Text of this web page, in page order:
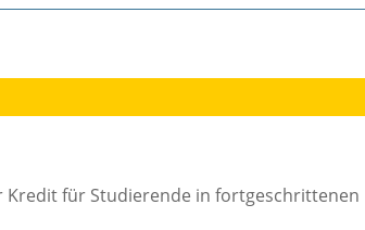
für Studierende in fortgeschrittenen